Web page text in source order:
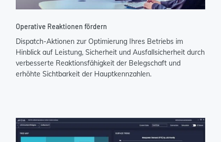
Operative Reaktionen fördern
Dispatch-Aktionen zur Optimierung Ihres Betriebs im
Hinblick auf Leistung, Sicherheit und Ausfallsicherheit durch
verbesserte Reaktionsfähigkeit der Belegschaft und
erhöhte Sichtbarkeit der Hauptkennzahlen.